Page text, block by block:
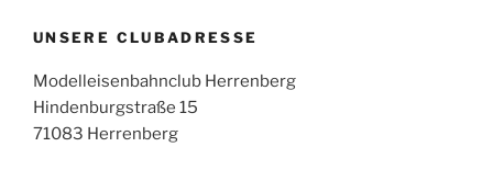
UNSERE CLUBADRESSE
Modelleisenbahnclub Herrenberg
Hindenburgstraße 15
71083 Herrenberg